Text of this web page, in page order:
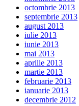
octombrie 2013
septembrie 2013
august 2013
iulie 2013
iunie 2013
mai 2013
aprilie 2013
martie 2013
februarie 2013
ianuarie 2013
decembrie 2012